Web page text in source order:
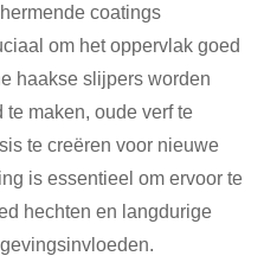
coatings
om het oppervlak goed
haakse slijpers worden
maken, oude verf te
te creëren voor nieuwe
is essentieel om ervoor te
hechten en langdurige